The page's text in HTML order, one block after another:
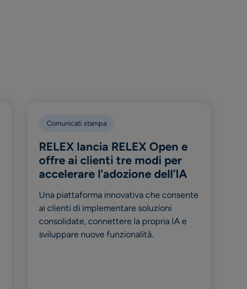
Comunicati stampa
RELEX lancia RELEX Open e
offre ai clienti tre modi per
accelerare l’adozione dell’IA
Una piattaforma innovativa che consente
ai clienti di implementare soluzioni
consolidate, connettere la propria IA e
sviluppare nuove funzionalità.